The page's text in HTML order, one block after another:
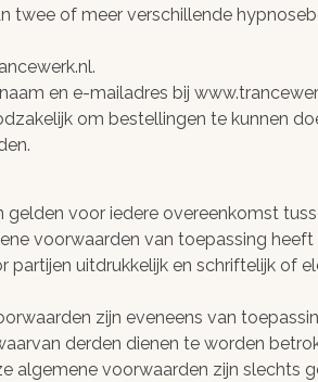
twee of meer verschillende
en e-mailadres bij
om bestellingen te kunnen
gelden voor iedere overeenkomst
voorwaarden van toepassing
uitdrukkelijk en schriftelijk of
zijn eveneens van
derden dienen te worden
algemene voorwaarden zijn slechts